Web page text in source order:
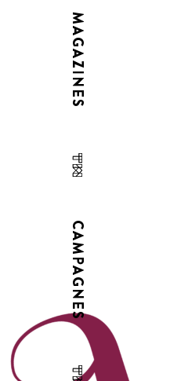
MAGAZINES
CAMPAGNES